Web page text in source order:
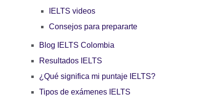
IELTS videos
Consejos para prepararte
Blog IELTS Colombia
Resultados IELTS
¿Qué significa mi puntaje IELTS?
Tipos de exámenes IELTS